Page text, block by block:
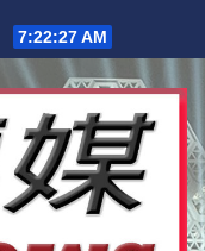
7:22:28 AM